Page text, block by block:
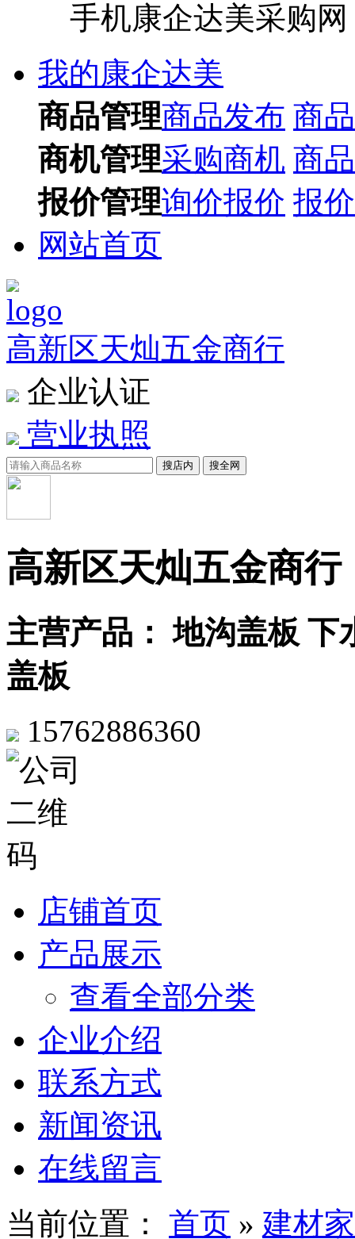
手机康企达美采购网
我的康企达美
商品管理商品发布 商
商机管理采购商机 商
报价管理询价报价 报
网站首页
高新区天灿五金商行
企业认证
营业执照
搜店内 搜全网
高新区天灿五金商行
主营产品： 地沟盖板 下
盖板
15762886360
店铺首页
产品展示
查看全部分类
企业介绍
联系方式
新闻资讯
在线留言
当前位置： 首页 » 建材